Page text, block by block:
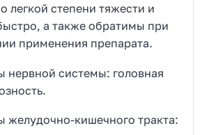
легкой степени тяжести и
а также обратимы при
применения препарата.
нервной системы: головная
желудочно-кишечного тракта: